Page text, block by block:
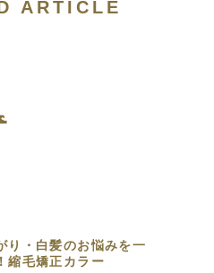
ARTICLE
り・白髪のお悩みを一
縮毛矯正カラー